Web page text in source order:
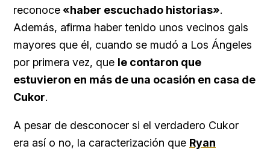
reconoce «haber escuchado historias».
Además, afirma haber tenido unos vecinos gais
mayores que él, cuando se mudó a Los Ángeles
por primera vez, que le contaron que
estuvieron en más de una ocasión en casa de
Cukor.
A pesar de desconocer si el verdadero Cukor
era así o no, la caracterización que Ryan